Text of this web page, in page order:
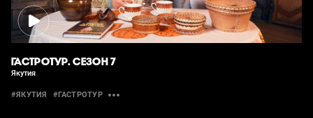
ГАСТРОТУР. СЕЗОН 7
Якутия
#ЯКУТИЯ #ГАСТРОТУР